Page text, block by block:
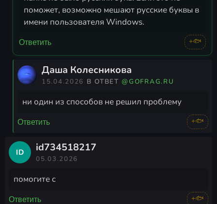
поможет, возможно мешают русские буквы в
имени пользователя Windows.
Ответить +🐟
Даша Колесникова
15.04.2026 В ОТВЕТ@GOFRAG.RU
ни один из способов не решил проблему
Ответить +🐟
ID id734518217
05.03.2026
помогите с
Ответить +🐟